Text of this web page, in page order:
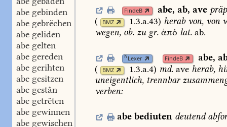
abe gebinden
abe gebrëchen
abe geliden
abe gelten
abe gereden
abe gerihten
abe gesitzen
abe gestân
abe getrëten
abe gewinnen
abe gewischen
FindeB abe, ab, ave
(
BMZ 1.3.a.43) herabvon, von
wegen, ob. zu gr. ἀπό lat. ab.
NLexer FindeB abe,
(
BMZ 1.3.a.4) md. ave herab,
uneigentlich, trennbar
verben:
abebediuten deutend